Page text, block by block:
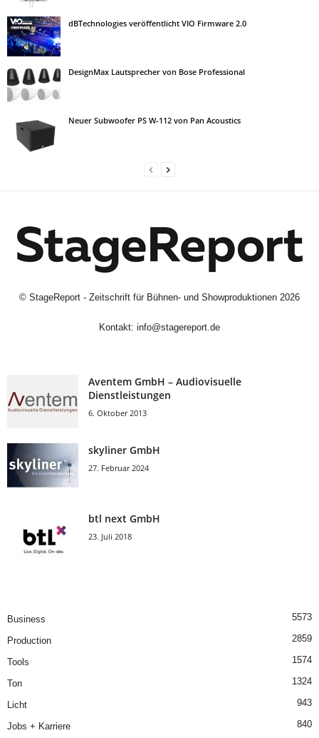
dBTechnologies veröffentlicht VIO Firmware 2.0
DesignMax Lautsprecher von Bose Professional
Neuer Subwoofer PS W-112 von Pan Acoustics
© StageReport - Zeitschrift für Bühnen- und Showproduktionen 2026
Kontakt: info@stagereport.de
Aventem GmbH – Audiovisuelle
Dienstleistungen
6. Oktober 2013
skyliner GmbH
27. Februar 2024
btl next GmbH
23. Juli 2018
Business 5573
Production 2859
Tools 1574
Ton 1324
Licht 943
Jobs + Karriere 840